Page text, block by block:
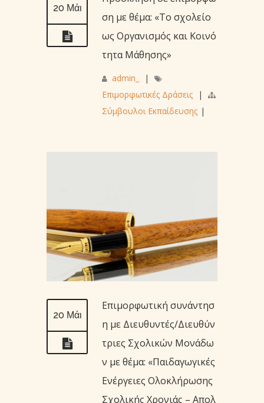
20 Μάι
ση με θέμα: «Το σχολείο
ως Οργανισμός και Κοινό
τητα Μάθησης»
admin_
|
Επιμορφωτικές Δράσεις
|
Σύμβουλοι Εκπαίδευσης |
20 Μάι
Επιμορφωτική συνάντησ
η με Διευθυντές/Διευθύν
τριες Σχολικών Μονάδω
ν με θέμα: «Παιδαγωγικές
Ενέργειες Ολοκλήρωσης
Σχολικής Χρονιάς – Απολ